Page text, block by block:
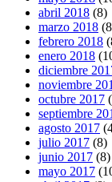
abril 2018 (8)
marzo 2018
febrero 2018
enero 2018
diciembre
noviembre
octubre 2017
septiembre
agosto 2017
julio 2017 (8)
junio 2017 (8)
mayo 2017